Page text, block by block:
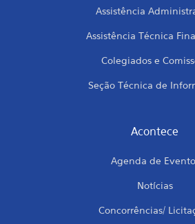
Assistência
Assistência Técnica
Colegiados e
Seção Técnica de
Acontece
Agenda de
Notícias
Concorrências/